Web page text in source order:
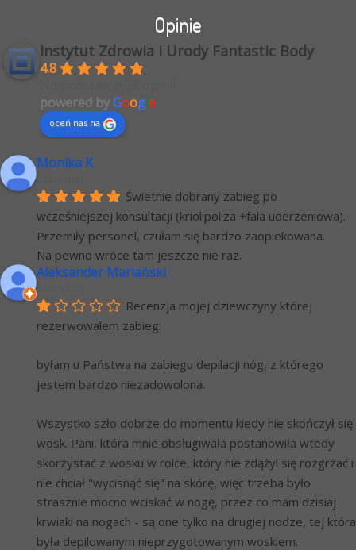
Opinie
Instytut Zdrowia i Urody Fantastic Body
4.8
powered byGoogle
oceń nas na
Monika K
Świetnie dobrany zabieg po
wcześniejszej konsultacji (kriolipoliza +fala uderzeniowa).
Przemiły personel, czułam się bardzo zaopiekowana.
Na pewno wróce tam jeszcze nie raz.
Aleksander Mariański
Recenzja mojej dziewczyny której
rezerwowalem zabieg:
byłam u Państwa na zabiegu depilacji nóg, z którego
jestem bardzo niezadowolona.
Wszystko szło dobrze do momentu kiedy nie skończył się
wosk. Pani, która mnie obsługiwała postanowiła wtedy
skorzystać z wosku w rolce, który nie zdążyl się rozgrzać i
nie chciał "wycisnąć się" na skórę, więc trzeba było
strasznie mocno wciskać w nogę, przez co mam dzisiaj
krwiaki na nogach - są one tylko na drugiej nodze, tej która
była depilowanym nieprzygotowanym woskiem.